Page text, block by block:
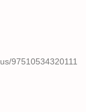
97510534320111